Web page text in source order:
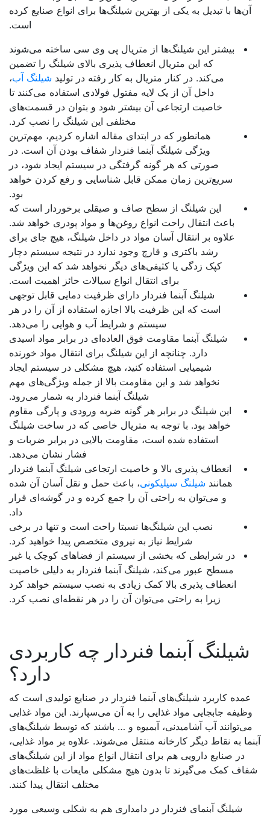
آن‌ها با تبدیل به یکی از بهترین شیلنگ‌ها برای انواع صنایع کرده
است.
بیشتر این شیلنگ‌ها از متریال پی وی سی ساخته می‌شوند
که این متریال انعطاف پذیری بالای شیلنگ را تضمین
می‌کند. در کنار متریال به کار رفته در تولیدشیلنگ آب،
داخل آن از یک لایه مفتول فولادی استفاده می‌کنند تا
خاصیت ارتجاعی آن بیشتر شود و بتوان در قسمت‌های
مختلفی این شیلنگ را نصب کرد.
همانطور که در ابتدای مقاله اشاره کردیم، مهم‌ترین
ویژگی شیلنگ آبنما فنردار شفاف بودن آن است. در
صورتی که هر گونه گرفتگی در سیستم ایجاد شود، در
سریع‌ترین زمان ممکن قابل شناسایی و رفع کردن خواهد
این شیلنگ از سطح صاف و صیقلی برخوردار است که
باعث انتقال راحت انواع روغن‌ها و مواد پودری خواهد شد.
علاوه بر انتقال آسان مواد در داخل شیلنگ، هیچ جای برای
رشد باکتری و قارچ وجود ندارد در نتیجه سیستم دچار
کپک زدگی یا کثیفی‌های دیگر نخواهد شد که این ویژگی
برای انتقال انواع سیالات حائز اهمیت است.
شیلنگ آبنما فنردار دارای ظرفیت دمایی قابل توجهی
است که این ظرفیت بالا اجازه استفاده از آن را در هر
سیستم و شرایط آب و هوایی را می‌دهد.
شیلنگ آبنما مقاومت فوق العاده‌ای در برابر مواد اسیدی
دارد. چنانچه از این شیلنگ برای انتقال مواد خورنده
شیمیایی استفاده کنید، هیچ مشکلی در سیستم ایجاد
نخواهد شد و این مقاومت بالا از جمله ویژگی‌های مهم
شیلنگ آبنما فنردار به شمار می‌رود.
این شیلنگ در برابر هر گونه ضربه ورودی و پارگی مقاوم
خواهد بود. با توجه به متریال خاصی که در ساخت شیلنگ
استفاده شده است، مقاومت بالایی در برابر ضربات و
فشار نشان می‌دهد.
انعطاف پذیری بالا و خاصیت ارتجاعی شیلنگ آبنما فنردار
همانندشیلنگ سیلیکونی، باعث حمل و نقل آسان آن شده
و می‌توان به راحتی آن را جمع کرده و در گوشه‌ای قرار
نصب این شیلنگ‌ها نسبتا راحت است و تنها در برخی
شرایط نیاز به نیروی متخصص پیدا خواهید کرد.
در شرایطی که بخشی از سیستم از فضاهای کوچک یا غیر
مسطح عبور می‌کند، شیلنگ آبنما فنردار به دلیلی خاصیت
انعطاف پذیری بالا کمک زیادی به نصب سیستم خواهد کرد
زیرا به راحتی می‌توان آن را در هر نقطه‌ای نصب کرد.
شیلنگ آبنما فنردار چه کاربردی
دارد؟
عمده کاربرد شیلنگ‌های آبنما فنردار در صنایع تولیدی است که
وظیفه جابجایی مواد غذایی را به آن می‌سپارند. این مواد غذایی
می‌توانند آب آشامیدنی، آبمیوه و … باشند که توسط شیلنگ‌های
به نقاط دیگر کارخانه منتقل می‌شوند. علاوه بر مواد غذایی،
در صنایع دارویی هم برای انتقال انواع مواد از این شیلنگ‌های
کمک می‌گیرند تا بدون هیچ مشکلی مایعات با غلظت‌های
مختلف انتقال پیدا کنند.
شیلنگ آبنمای فنردار در دامداری هم به شکلی وسیعی مورد